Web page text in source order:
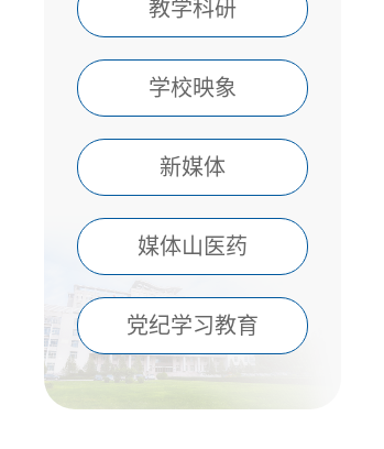
教学科研
学校映象
新媒体
媒体山医药
党纪学习教育